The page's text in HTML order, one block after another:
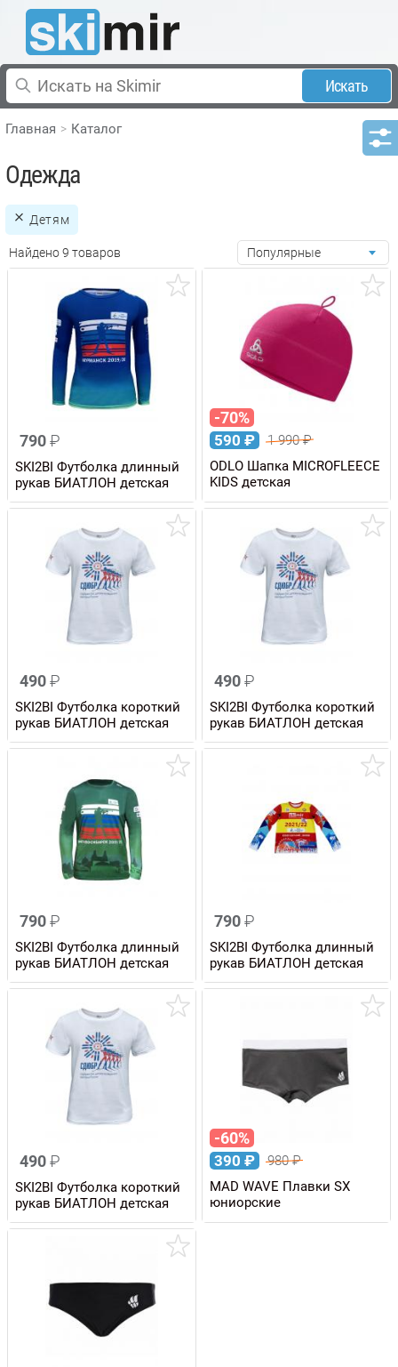
Искать
Главная Каталог
Одежда
Детям
Найдено 9 товаров Популярные
790₽
SKI2BI Футболка длинный
рукав БИАТЛОН детская
-70%
590 ₽ 1 990₽
ODLO Шапка MICROFLEECE
KIDS детская
490₽
SKI2BI Футболка короткий
рукав БИАТЛОН детская
490₽
SKI2BI Футболка короткий
рукав БИАТЛОН детская
790₽
SKI2BI Футболка длинный
рукав БИАТЛОН детская
790₽
SKI2BI Футболка длинный
рукав БИАТЛОН детская
490₽
SKI2BI Футболка короткий
рукав БИАТЛОН детская
-60%
390 ₽ 980₽
MAD WAVE Плавки SX
юниорские